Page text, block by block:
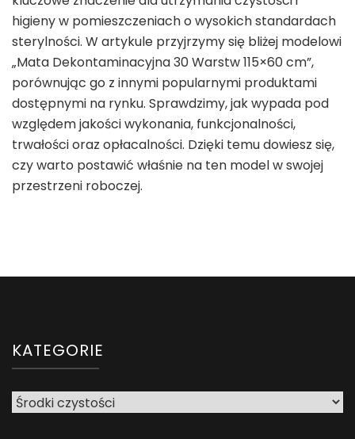
higieny w pomieszczeniach o wysokich standardach
sterylności. W artykule przyjrzymy się bliżej modelowi
„Mata Dekontaminacyjna 30 Warstw 115×60 cm”,
porównując go z innymi popularnymi produktami
dostępnymi na rynku. Sprawdzimy, jak wypada pod
względem jakości wykonania, funkcjonalności,
trwałości oraz opłacalności. Dzięki temu dowiesz się,
czy warto postawić właśnie na ten model w swojej
przestrzeni roboczej.
KATEGORIE
Kategorie